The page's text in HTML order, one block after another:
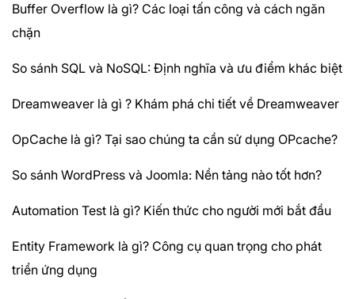
Buffer Overflow là gì? Các loại tấn công và cách ngăn
chặn
So sánh SQL và NoSQL: Định nghĩa và ưu điểm khác biệt
Dreamweaver là gì ? Khám phá chi tiết về Dreamweaver
OpCache là gì? Tại sao chúng ta cần sử dụng OPcache?
So sánh WordPress và Joomla: Nền tảng nào tốt hơn?
Automation Test là gì? Kiến thức cho người mới bắt đầu
Entity Framework là gì? Công cụ quan trọng cho phát
triển ứng dụng